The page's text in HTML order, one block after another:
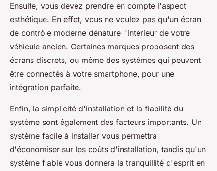
Ensuite, vous devez prendre en compte l'aspect
esthétique. En effet, vous ne voulez pas qu'un écran
de contrôle moderne dénature l'intérieur de votre
véhicule ancien. Certaines marques proposent des
écrans discrets, ou même des systèmes qui peuvent
être connectés à votre smartphone, pour une
intégration parfaite.
Enfin, la simplicité d'installation et la fiabilité du
système sont également des facteurs importants. Un
système facile à installer vous permettra
d'économiser sur les coûts d'installation, tandis qu'un
système fiable vous donnera la tranquillité d'esprit en